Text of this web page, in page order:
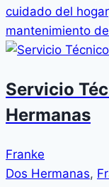
cuidado del hogar
mantenimiento
Servicio
Hermanas
Franke
Dos Hermanas,